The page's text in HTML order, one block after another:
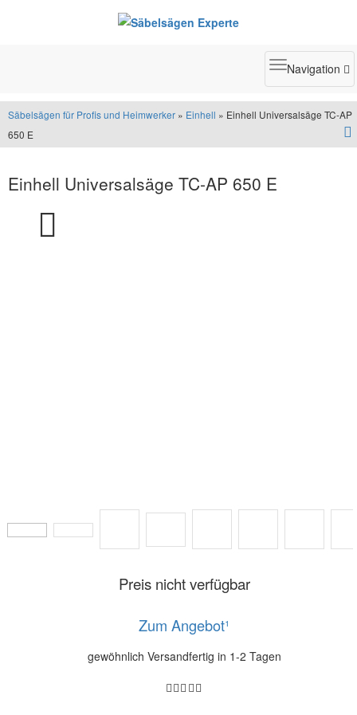
Toggle
Navigation
Säbelsägen für Profis und Heimwerker » Einhell » Einhell Universalsäge TC-AP
650 E
Einhell Universalsäge TC-AP 650 E
Preis nicht verfügbar
Zum Angebot¹
gewöhnlich Versandfertig in 1-2 Tagen